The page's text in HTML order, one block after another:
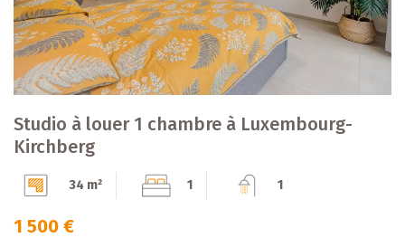
Studio à louer 1 chambre à Luxembourg-
Kirchberg
34 m² 1 1
1 500 €